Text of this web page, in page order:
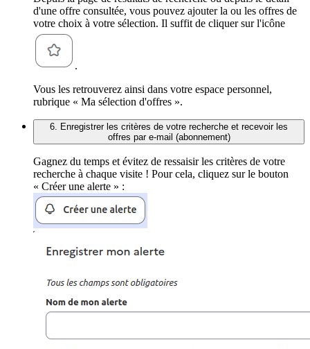
d'une offre consultée, vous pouvez ajouter la ou les offres de
votre choix à votre sélection. Il suffit de cliquer sur l'icône
.
Vous les retrouverez ainsi dans votre espace personnel,
rubrique « Ma sélection d'offres ».
6. Enregistrer les critères de votre recherche et recevoir les
offres par e-mail (abonnement)
Gagnez du temps et évitez de ressaisir les critères de votre
recherche à chaque visite ! Pour cela, cliquez sur le bouton
« Créer une alerte » :